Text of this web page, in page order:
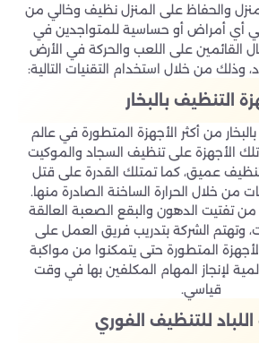
والحفاظ على المنزل نظيف وخالي من
أي أمراض أو حساسية للمتواجدين في
القائمين على اللعب والحركة في الأرض
وذلك من خلال استخدام التقنيات التالية:
التنظيف بالبخار
من أكثر الأجهزة المتطورة في عالم
الأجهزة على تنظيف السجاد والموكيت
عميق، كما تمتلك القدرة على قتل
من خلال الحرارة الساخنة الصادرة منها.
تفتيت الدهون والبقع الصعبة العالقة
وتهتم الشركة بتدريب فريق العمل على
المتطورة حتى يتمكنوا من مواكبة
لإنجاز المهام المكلفين بها في وقت
قياسي.
اللباد للتنظيف الفوري